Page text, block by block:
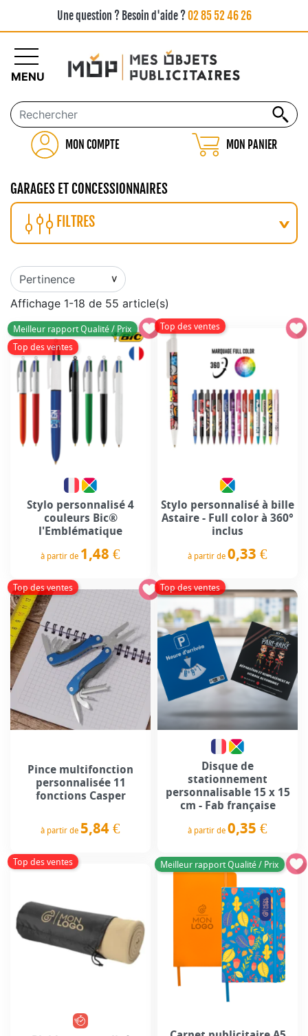
Une question ? Besoin d'aide ?02 85 52 46 26
MON COMPTE MON PANIER
MENU
GARAGES ET CONCESSIONNAIRES
FILTRES
Affichage 1-18 de 55 article(s)
Meilleur rapport Qualité / Prix
Top des ventes
Stylo personnalisé 4
couleurs Bic®
l'Emblématique
à partir de 1,48 €
Top des ventes
Stylo personnalisé à bille
Astaire - Full color à 360°
inclus
à partir de 0,33 €
Top des ventes
Pince multifonction
personnalisée 11
fonctions Casper
à partir de 5,84 €
Top des ventes
Disque de
stationnement
personnalisable 15 x 15
cm - Fab française
à partir de 0,35 €
Top des ventes Meilleur rapport Qualité / Prix